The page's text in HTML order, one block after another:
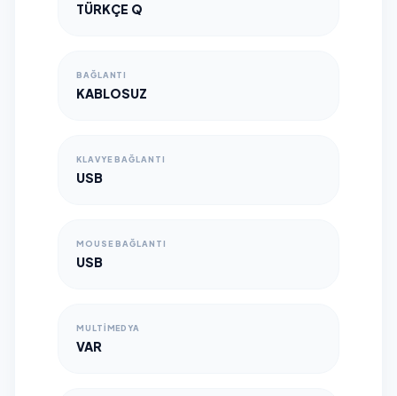
TÜRKÇE Q
BAĞLANTI
KABLOSUZ
KLAVYE BAĞLANTI
USB
MOUSE BAĞLANTI
USB
MULTIMEDYA
VAR